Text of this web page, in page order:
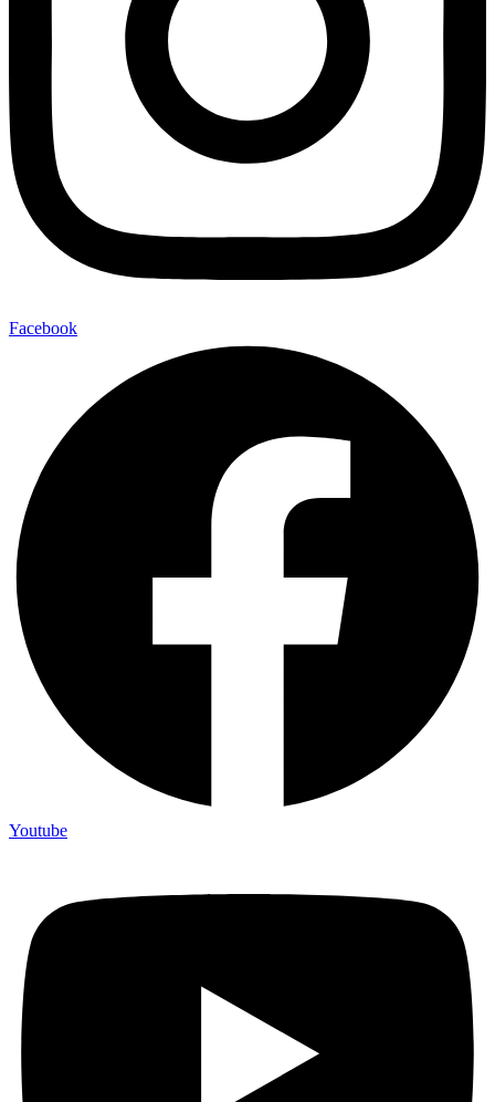
Facebook
Youtube